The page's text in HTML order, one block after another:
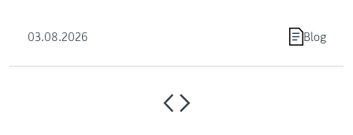
03.08.2026
Blog